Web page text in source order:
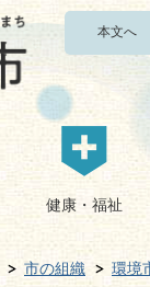
本文へ
健康・福祉
市の組織 環境